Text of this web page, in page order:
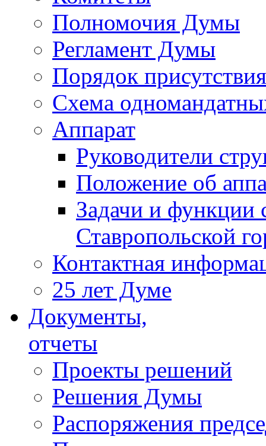
Полномочия Думы
Регламент Думы
Порядок
Схема
Аппарат
Руководители
Положение об
Задачи и функции
Ставропольской
Контактная
25 лет Думе
Документы,
отчеты
Проекты решений
Решения Думы
Распоряжения